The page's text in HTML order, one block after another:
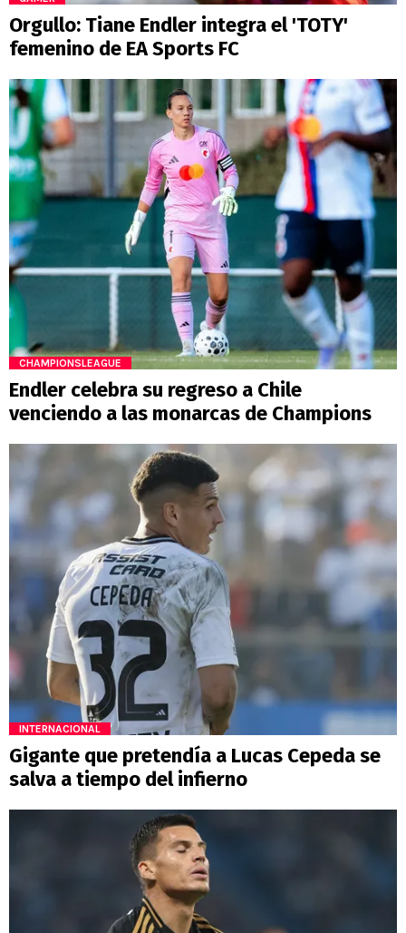
Orgullo: Tiane Endler integra el 'TOTY'
femenino de EA Sports FC
CHAMPIONSLEAGUE
Endler celebra su regreso a Chile
venciendo a las monarcas de Champions
INTERNACIONAL
Gigante que pretendía a Lucas Cepeda se
salva a tiempo del infierno